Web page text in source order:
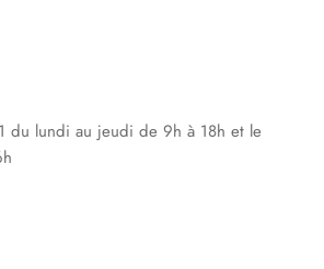
du lundi au jeudi de 9h à 18h et le